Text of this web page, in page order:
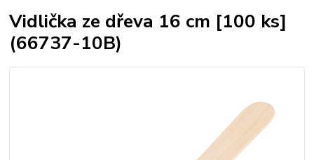
Vidlička ze dřeva 16 cm [100 ks]
(66737-10B)